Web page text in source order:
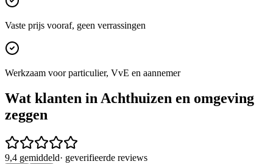
Vaste prijs vooraf, geen verrassingen
Werkzaam voor particulier, VvE en aannemer
Wat klanten inAchthuizen en omgeving
zeggen
9,4 gemiddeld· geverifieerde reviews